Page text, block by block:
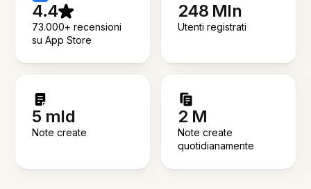
4.4
73.000+ recensioni
su App Store
248 Mln
Utenti registrati
5 mld
Note create
2 M
Note create
quotidianamente